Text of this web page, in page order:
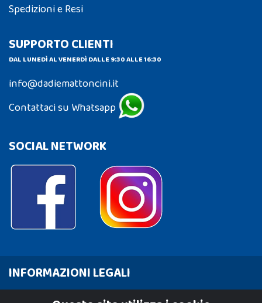
Spedizioni e Resi
SUPPORTO CLIENTI
DAL LUNEDÌ AL VENERDÌ DALLE 9:30 ALLE 16:30
info@dadiemattoncini.it
Contattaci su Whatsapp
SOCIAL NETWORK
INFORMAZIONI LEGALI
Cookie Policy